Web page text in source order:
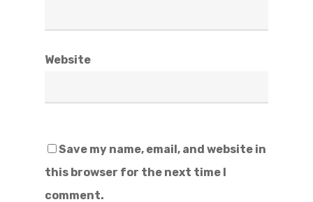
Website
Save my name, email, and website in
this browser for the next time I
comment.